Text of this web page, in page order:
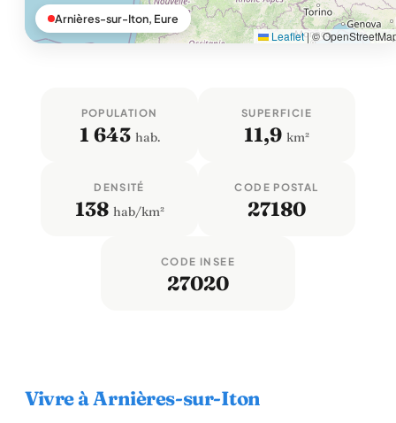
Leaflet|©
Arnières-sur-Iton, Eure
POPULATION
1 643 hab.
SUPERFICIE
11,9 km²
DENSITÉ
138 hab/km²
CODE POSTAL
27180
CODE INSEE
27020
Vivre à Arnières-sur-Iton